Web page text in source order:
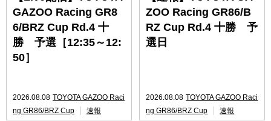
GAZOO Racing GR8
6/BRZ Cup Rd.4 十
勝 予選［12:35～12:
50］
2026.08.08 TOYOTA GAZOO Raci
ng GR86/BRZ Cup
速報
ZOO Racing GR86/B
RZ Cup Rd.4 十勝 予
選日
2026.08.08 TOYOTA GAZOO Raci
ng GR86/BRZ Cup
速報